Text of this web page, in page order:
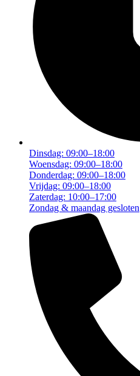
Dinsdag: 09:00–18:00
Woensdag: 09:00–18:00
Donderdag: 09:00–18:00
Vrijdag: 09:00–18:00
Zaterdag: 10:00–17:00
Zondag & maandag gesloten